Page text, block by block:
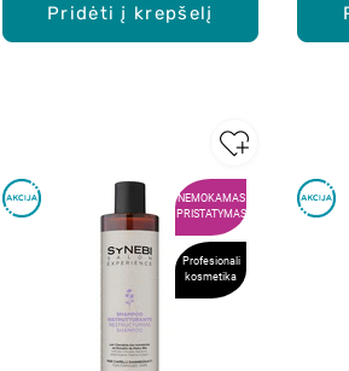
Pridėti į krepšelį
NEMOKAMAS
PRISTATYMAS
Profesionali
kosmetika